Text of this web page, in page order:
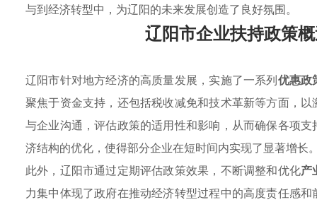
与到经济转型中，为辽阳的未来发展创造了良好氛围。
辽阳市企业扶持政策
辽阳市针对地方经济的高质量发展，实施了一系列优惠政
聚焦于资金支持，还包括税收减免和技术革新等方面，
与企业沟通，评估政策的适用性和影响，从而确保各项
济结构的优化，使得部分企业在短时间内实现了显著增长
此外，辽阳市通过定期评估政策效果，不断调整和优化产
力集中体现了政府在推动经济转型过程中的高度责任感